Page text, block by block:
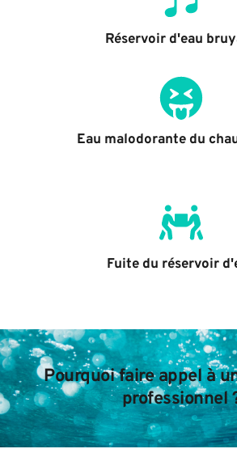
Réservoir d'eau
Eau malodorante du
Fuite du réservoir
Pourquoi faire appel à
professionnel